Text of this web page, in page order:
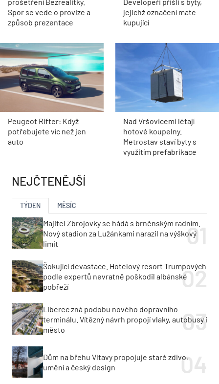
Spor se vede o provize a
způsob prezentace
jejichž označení mate
kupující
Peugeot Rifter: Když
potřebujete víc než jen
auto
Nad Vršovicemi létají
hotové koupelny.
Metrostav staví byty s
využitím prefabrikace
NEJČTENĚJŠÍ
TÝDEN MĚSÍC
Majitel Zbrojovky se hádá s brněnským radním.
Nový stadion za Lužánkami narazil na výškový
limit
Šokující devastace. Hotelový resort Trumpových
podle expertů nevratně poškodil albánské
pobřeží
Liberec zná podobu nového dopravního
terminálu. Vítězný návrh propojí vlaky, autobusy i
město
Dům na břehu Vltavy propojuje staré zdivo,
umění a český design